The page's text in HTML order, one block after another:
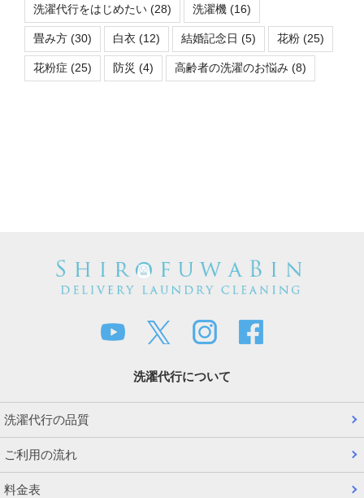
洗濯代行をはじめたい (28) 洗濯機 (16)
畳み方 (30) 白衣 (12) 結婚記念日 (5) 花粉 (25)
花粉症 (25) 防災 (4) 高齢者の洗濯のお悩み (8)
洗濯代行について
洗濯代行の品質
ご利用の流れ
料金表